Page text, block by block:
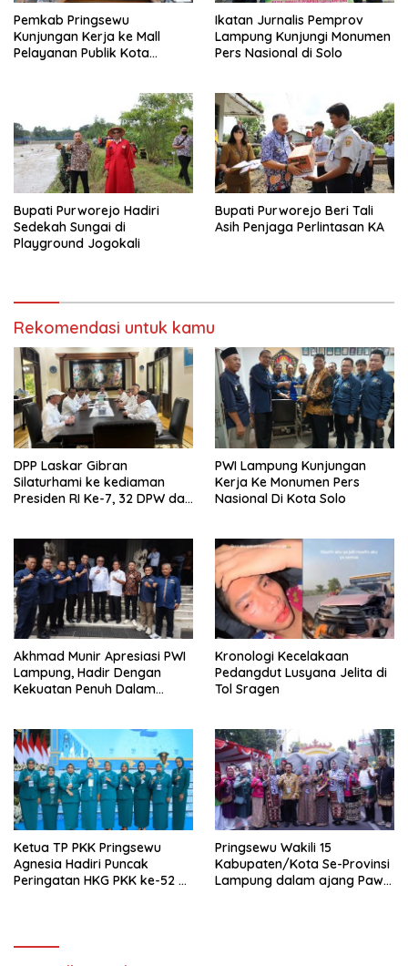
Pemkab Pringsewu
Kunjungan Kerja ke Mall
Pelayanan Publik Kota
Ikatan Jurnalis Pemprov
Lampung Kunjungi Monumen
Pers Nasional di Solo
Bupati Purworejo Hadiri
Sedekah Sungai di
Playground Jogokali
Bupati Purworejo Beri Tali
Asih Penjaga Perlintasan KA
Rekomendasi untuk kamu
DPP Laskar Gibran
Silaturhami ke kediaman
Presiden RI Ke-7, 32 DPW dan
PWI Lampung Kunjungan
Kerja Ke Monumen Pers
Nasional Di Kota Solo
Akhmad Munir Apresiasi PWI
Lampung, Hadir Dengan
Kekuatan Penuh Dalam
Kronologi Kecelakaan
Pedangdut Lusyana Jelita di
Tol Sragen
Ketua TP PKK Pringsewu
Agnesia Hadiri Puncak
Peringatan HKG PKK ke-52 di
Pringsewu Wakili 15
Kabupaten/Kota Se-Provinsi
Lampung dalam ajang Pawai